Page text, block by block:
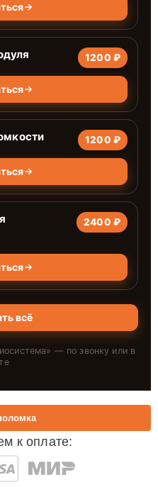
1200 ₽
1200 ₽
2400 ₽
всё
» — по звонку или в
к оплате: